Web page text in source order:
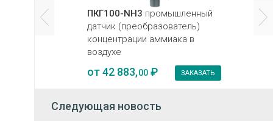
ПКГ100-NH3 промышленный
датчик (преобразователь)
концентрации аммиака в
воздухе
от42 883,00₽ ЗАКАЗАТЬ
Следующая новость